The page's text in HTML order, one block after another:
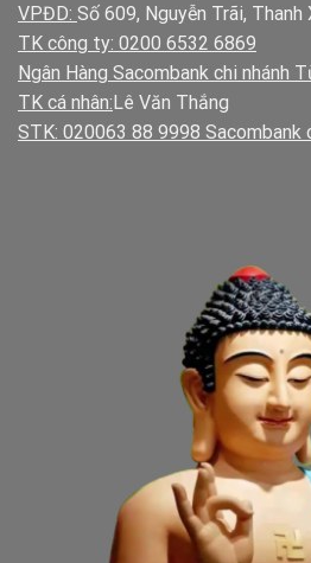
VPĐD: Số 609, Nguyễn Trãi, Thanh
TK công ty: 0200 6532 6869
Ngân Hàng Sacombank chi nhánh
TK cá nhân:Lê Văn Thắng
STK: 020063 88 9998 Sacombank